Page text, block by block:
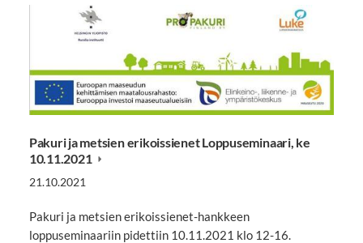
Pakuri ja metsien erikoissienet Loppuseminaari, ke
10.11.2021
21.10.2021
Pakuri ja metsien erikoissienet-hankkeen
loppuseminaariin pidettiin 10.11.2021 klo 12-16.